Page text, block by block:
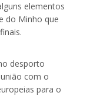
elementos
do Minho que
desporto
com o
para o